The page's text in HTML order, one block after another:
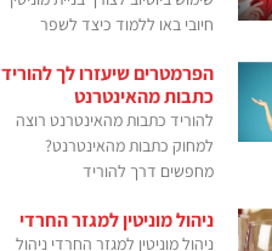
חיובי באו ללמוד כיצד לשפר
הפרמטרים שיעזרו לך להוריד
כתבות מהאינטרנט
להוריד כתבות מהאינטרנט רוצה
למחוק כתבות מהאינטרנט?
מחפשים דרך להוריד
ניהול מוניטין למגזר החרדי
ניהול מוניטין למגזר החרדי ניהול